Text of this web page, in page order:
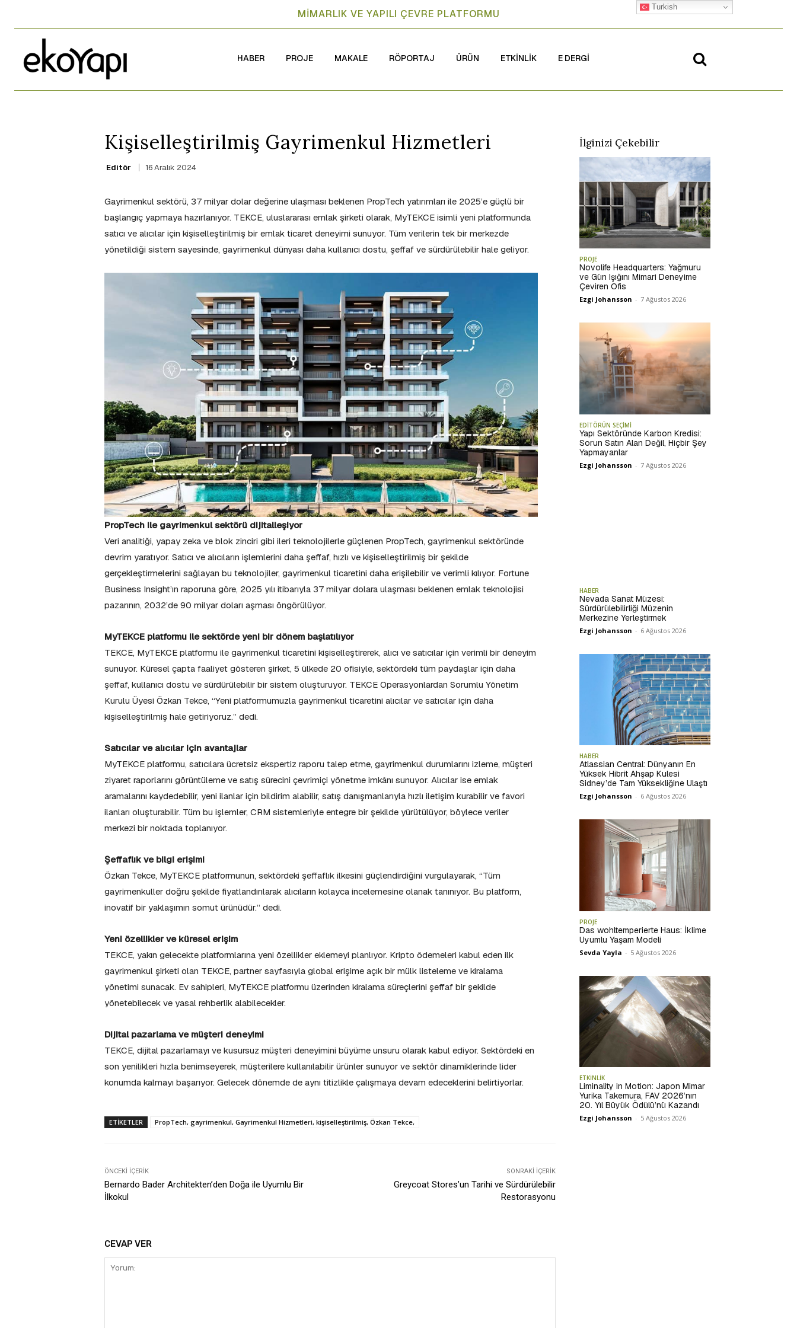
MİMARLIK VE YAPILI ÇEVRE PLATFORMU
HABER PROJE MAKALE RÖPORTAJ ÜRÜN ETKİNLİK E DERGİ
Kişiselleştirilmiş Gayrimenkul Hizmetleri
Editör 16 Aralık 2024
Gayrimenkul sektörü, 37 milyar dolar değerine ulaşması beklenen PropTech yatırımları ile 2025’e güçlü bir
başlangıç yapmaya hazırlanıyor. TEKCE, uluslararası emlak şirketi olarak, MyTEKCE isimli yeni platformunda
satıcı ve alıcılar için kişiselleştirilmiş bir emlak ticaret deneyimi sunuyor. Tüm verilerin tek bir merkezde
yönetildiği sistem sayesinde, gayrimenkul dünyası daha kullanıcı dostu, şeffaf ve sürdürülebilir hale geliyor.
PropTech ile gayrimenkul sektörü dijitalleşiyor
Veri analitiği, yapay zeka ve blok zinciri gibi ileri teknolojilerle güçlenen PropTech, gayrimenkul sektöründe
devrim yaratıyor. Satıcı ve alıcıların işlemlerini daha şeffaf, hızlı ve kişiselleştirilmiş bir şekilde
gerçekleştirmelerini sağlayan bu teknolojiler, gayrimenkul ticaretini daha erişilebilir ve verimli kılıyor. Fortune
Business Insight’ın raporuna göre, 2025 yılı itibarıyla 37 milyar dolara ulaşması beklenen emlak teknolojisi
pazarının, 2032’de 90 milyar doları aşması öngörülüyor.
MyTEKCE platformu ile sektörde yeni bir dönem başlatılıyor
TEKCE, MyTEKCE platformu ile gayrimenkul ticaretini kişiselleştirerek, alıcı ve satıcılar için verimli bir deneyim
sunuyor. Küresel çapta faaliyet gösteren şirket, 5 ülkede 20 ofisiyle, sektördeki tüm paydaşlar için daha
şeffaf, kullanıcı dostu ve sürdürülebilir bir sistem oluşturuyor. TEKCE Operasyonlardan Sorumlu Yönetim
Kurulu Üyesi Özkan Tekce, “Yeni platformumuzla gayrimenkul ticaretini alıcılar ve satıcılar için daha
kişiselleştirilmiş hale getiriyoruz.” dedi.
Satıcılar ve alıcılar için avantajlar
MyTEKCE platformu, satıcılara ücretsiz ekspertiz raporu talep etme, gayrimenkul durumlarını izleme, müşteri
ziyaret raporlarını görüntüleme ve satış sürecini çevrimiçi yönetme imkânı sunuyor. Alıcılar ise emlak
aramalarını kaydedebilir, yeni ilanlar için bildirim alabilir, satış danışmanlarıyla hızlı iletişim kurabilir ve favori
ilanları oluşturabilir. Tüm bu işlemler, CRM sistemleriyle entegre bir şekilde yürütülüyor, böylece veriler
merkezi bir noktada toplanıyor.
Şeffaflık ve bilgi erişimi
Özkan Tekce, MyTEKCE platformunun, sektördeki şeffaflık ilkesini güçlendirdiğini vurgulayarak, “Tüm
gayrimenkuller doğru şekilde fiyatlandırılarak alıcıların kolayca incelemesine olanak tanınıyor. Bu platform,
inovatif bir yaklaşımın somut ürünüdür.” dedi.
Yeni özellikler ve küresel erişim
TEKCE, yakın gelecekte platformlarına yeni özellikler eklemeyi planlıyor. Kripto ödemeleri kabul eden ilk
gayrimenkul şirketi olan TEKCE, partner sayfasıyla global erişime açık bir mülk listeleme ve kiralama
yönetimi sunacak. Ev sahipleri, MyTEKCE platformu üzerinden kiralama süreçlerini şeffaf bir şekilde
yönetebilecek ve yasal rehberlik alabilecekler.
Dijital pazarlama ve müşteri deneyimi
TEKCE, dijital pazarlamayı ve kusursuz müşteri deneyimini büyüme unsuru olarak kabul ediyor. Sektördeki en
son yenilikleri hızla benimseyerek, müşterilere kullanılabilir ürünler sunuyor ve sektör dinamiklerinde lider
konumda kalmayı başarıyor. Gelecek dönemde de aynı titizlikle çalışmaya devam edeceklerini belirtiyorlar.
ETIKETLER PropTech, gayrimenkul, Gayrimenkul Hizmetleri, kişiselleştirilmiş, Özkan Tekce,
ÖNCEKI İÇERIK
Bernardo Bader Architekten’den Doğa ile Uyumlu Bir
İlkokul
SONRAKI İÇERIK
Greycoat Stores’un Tarihi ve Sürdürülebilir
Restorasyonu
CEVAP VER
İlginizi Çekebilir
PROJE
Novolife Headquarters: Yağmuru
ve Gün Işığını Mimari Deneyime
Çeviren Ofis
Ezgi Johansson - 7 Ağustos 2026
EDİTÖRÜN SEÇİMİ
Yapı Sektöründe Karbon Kredisi:
Sorun Satın Alan Değil, Hiçbir Şey
Yapmayanlar
Ezgi Johansson - 7 Ağustos 2026
HABER
Nevada Sanat Müzesi:
Sürdürülebilirliği Müzenin
Merkezine Yerleştirmek
Ezgi Johansson - 6 Ağustos 2026
HABER
Atlassian Central: Dünyanın En
Yüksek Hibrit Ahşap Kulesi
Sidney’de Tam Yüksekliğine Ulaştı
Ezgi Johansson - 6 Ağustos 2026
PROJE
Das wohltemperierte Haus: İklime
Uyumlu Yaşam Modeli
Sevda Yayla - 5 Ağustos 2026
ETKİNLİK
Liminality in Motion: Japon Mimar
Yurika Takemura, FAV 2026’nın
20. Yıl Büyük Ödülü’nü Kazandı
Ezgi Johansson - 5 Ağustos 2026
Turkish